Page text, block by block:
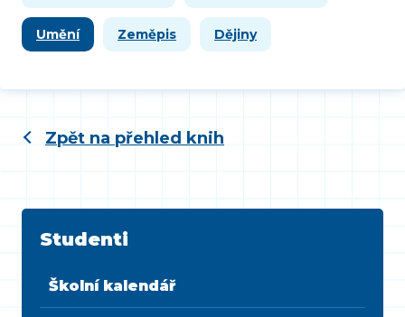
Umění Zeměpis Dějiny
Zpět na přehled knih
Studenti
Školní kalendář